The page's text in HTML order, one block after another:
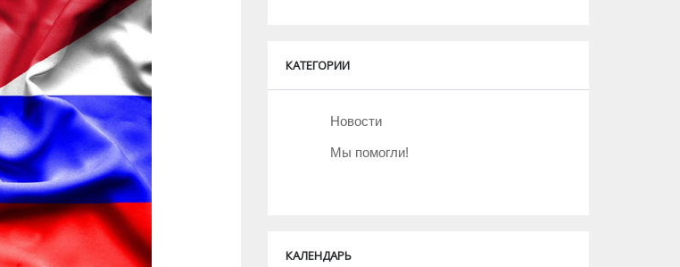
КАТЕГОРИИ
Новости
Мы помогли!
КАЛЕНДАРЬ